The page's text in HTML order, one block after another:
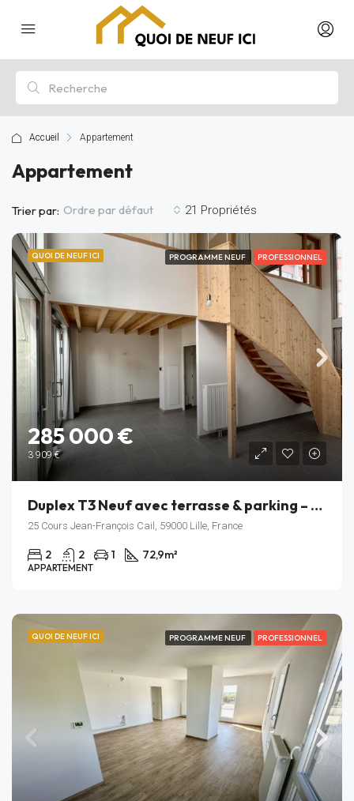
Accueil Appartement
Appartement
21 Propriétés
Trier par: Ordre par défaut
QUOI DE NEUF ICI PROGRAMME NEUF PROFESSIONNEL
285 000 €
3 909 €
Duplex T3 Neuf avec terrasse & parking – cœur de l’écoquartier Fives Cail (Lille)
25 Cours Jean-François Cail, 59000 Lille, France
2 2 1 72,9m²
APPARTEMENT
QUOI DE NEUF ICI PROGRAMME NEUF PROFESSIONNEL